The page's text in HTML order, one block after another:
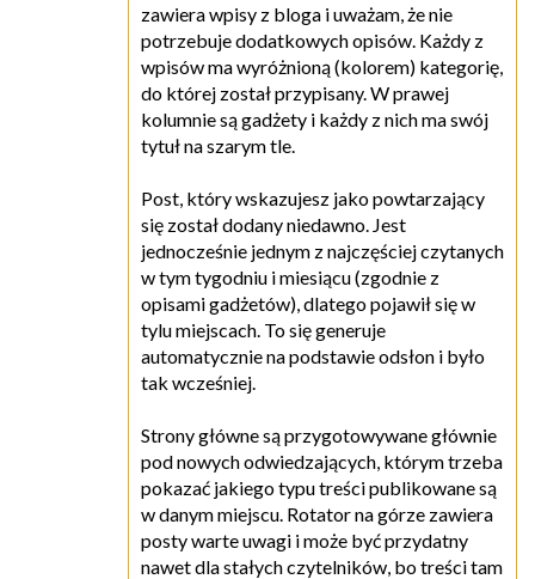
zawiera wpisy z bloga i uważam, że nie
potrzebuje dodatkowych opisów. Każdy z
wpisów ma wyróżnioną (kolorem) kategorię,
do której został przypisany. W prawej
kolumnie są gadżety i każdy z nich ma swój
tytuł na szarym tle.
Post, który wskazujesz jako powtarzający
się został dodany niedawno. Jest
jednocześnie jednym z najczęściej czytanych
w tym tygodniu i miesiącu (zgodnie z
opisami gadżetów), dlatego pojawił się w
tylu miejscach. To się generuje
automatycznie na podstawie odsłon i było
tak wcześniej.
Strony główne są przygotowywane głównie
pod nowych odwiedzających, którym trzeba
pokazać jakiego typu treści publikowane są
w danym miejscu. Rotator na górze zawiera
posty warte uwagi i może być przydatny
nawet dla stałych czytelników, bo treści tam